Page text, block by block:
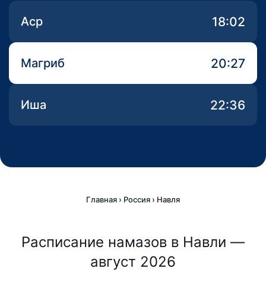
Аср 18:02
Магриб 20:27
Иша 22:36
Главная › Россия › Навля
Расписание намазов в Навли —
август 2026